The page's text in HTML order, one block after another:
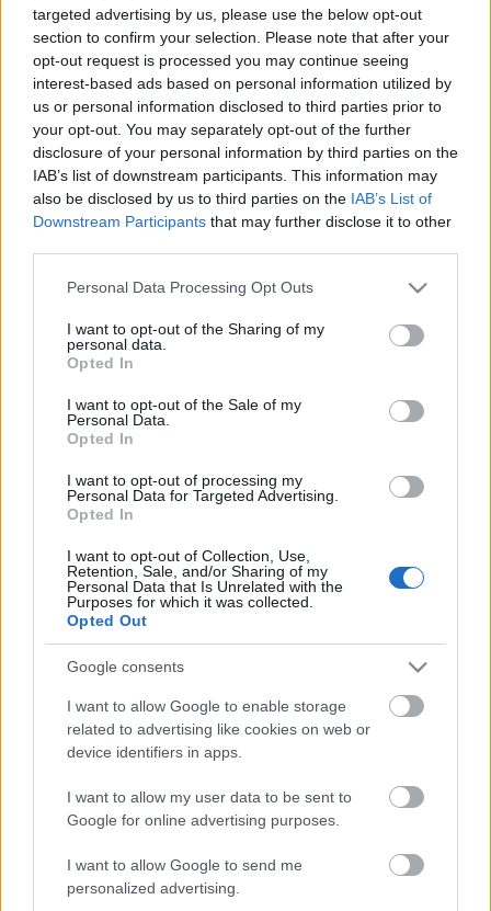
targeted advertising by us, please use the below opt-out
section to confirm your selection. Please note that after your
opt-out request is processed you may continue seeing
interest-based ads based on personal information utilized by
us or personal information disclosed to third parties prior to
your opt-out. You may separately opt-out of the further
disclosure of your personal information by third parties on the
IAB’s list of downstream participants. This information may
also be disclosed by us to third parties on the IAB’s List of
Downstream Participants that may further disclose it to other
Please note that this website/app uses one or more Google
not limited to your visit or usage behaviour. You may click to
grant or deny consent to Google and its third-party tags to
use your data for below specified purposes in below Google
consent section.
Personal Data Processing Opt Outs
I want to opt-out of the Sharing of my
personal data.
Opted In
I want to opt-out of the Sale of my
Personal Data.
Opted In
I want to opt-out of processing my
Personal Data for Targeted Advertising.
Opted In
I want to opt-out of Collection, Use,
Retention, Sale, and/or Sharing of my
Personal Data that Is Unrelated with the
Purposes for which it was collected.
Opted Out
Google consents
I want to allow Google to enable storage
related to advertising like cookies on web or
device identifiers in apps.
I want to allow my user data to be sent to
Google for online advertising purposes.
I want to allow Google to send me
personalized advertising.
kívánok szólni. Aki követi írásaimat, láthatja, hogy
kiemelt figyelmet fordítok a háztáji gazdálkodásra,
próbálok segítséget, hasznos tudnivalókat, ötletes
tippeket adni az otthoni…
Kell bimbó a kertbe!
Megyeri Szabolcs•2013. március 06.
Növekvő élelmiszerárak, fonnyadt termények a
boltok polcain, vegyszerrel kezelt zöldségek? Mindez
nem érinthet minket, ha belevágunk a háztáji
termelésbe! A múlt héten indult veteményes
sorozatom mai epizódjában egy újabb zöldségféle
termesztésének fortélyaiba avatom be…
Fokhagyma a kertben
Megyeri Szabolcs•
Valószínűleg senki nincs, aki ne tapasztalná, hogy az
élelmiszerek árai egyre növekednek, ez magában
nem újdonság. Az már nagyobb baj, hogy az
emelkedések miatt sok család kénytelen olyan
dolgokról lemondani, melyek régebben még
maguktól értetődőnek számítottak, jól…
Kiút a kertben
2012. augusztus 02.
legtöbbünknek a bevásárlás kiegészítője, spórolási
lehetőség, esetleg szórakoztató elfoglaltság,
melynek haszna is van. Jó dolog ültetni, gazolni,
elégedetten szemlélni, ahogy növekednek a
palánták, aztán eljön a pillanat,…